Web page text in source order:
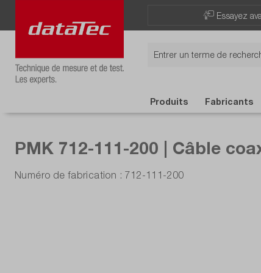
Essayez
Produits Fabricants
PMK 712-111-200 | Câble
Numéro de fabrication : 712-111-200